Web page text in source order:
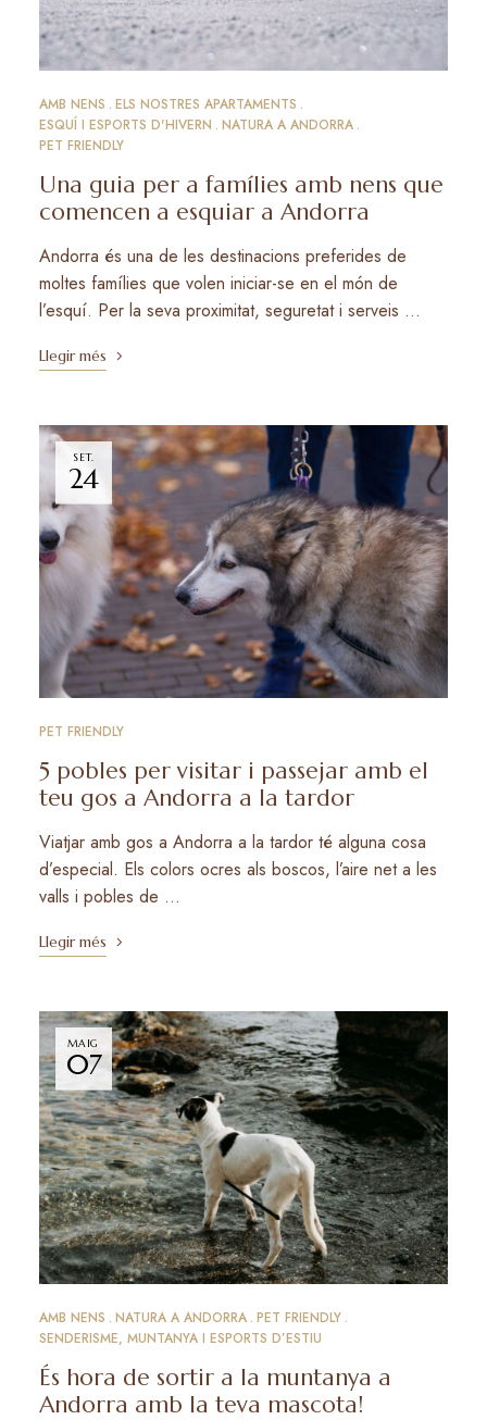
AMB NENS ELS NOSTRES APARTAMENTS
ESQUÍ I ESPORTS D'HIVERN NATURA A ANDORRA
PET FRIENDLY
Una guia per a famílies amb nens que
comencen a esquiar a Andorra
Andorra és una de les destinacions preferides de
moltes famílies que volen iniciar-se en el món de
l’esquí. Per la seva proximitat, seguretat i serveis …
Llegir més
SET.
24
PET FRIENDLY
5 pobles per visitar i passejar amb el
teu gos a Andorra a la tardor
Viatjar amb gos a Andorra a la tardor té alguna cosa
d’especial. Els colors ocres als boscos, l’aire net a les
valls i pobles de …
Llegir més
MAIG
07
AMB NENS NATURA A ANDORRA PET FRIENDLY
SENDERISME, MUNTANYA I ESPORTS D’ESTIU
És hora de sortir a la muntanya a
Andorra amb la teva mascota!